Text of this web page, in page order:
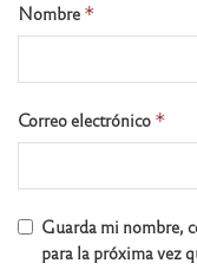
Nombre *
Correo electrónico *
Guarda mi nombre,
para la próxima vez